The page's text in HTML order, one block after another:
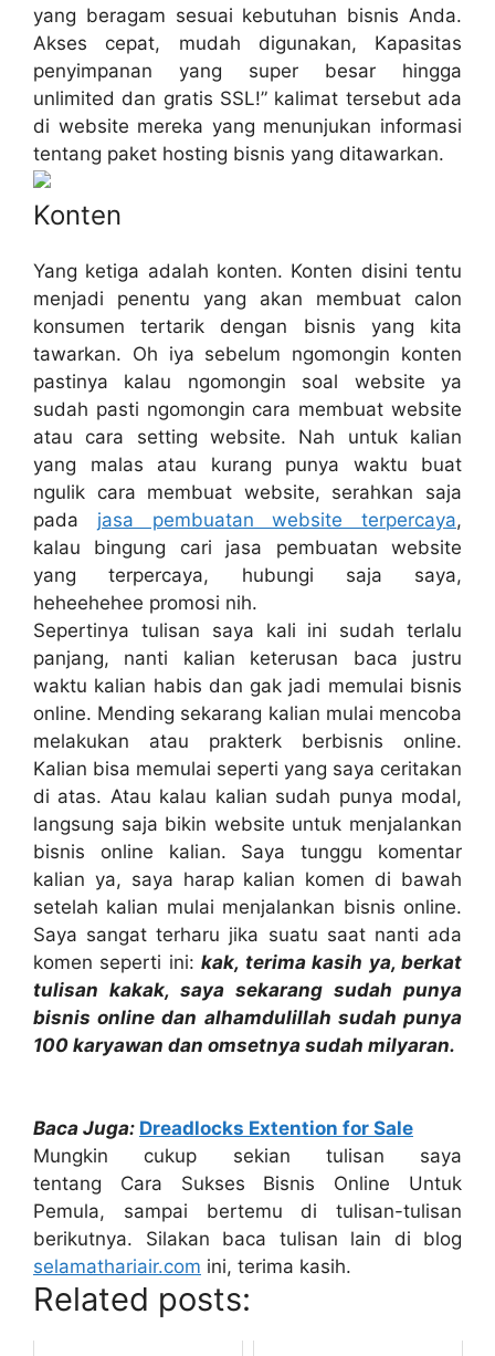
yang beragam sesuai kebutuhan bisnis Anda.
Akses cepat, mudah digunakan, Kapasitas
penyimpanan yang super besar hingga
unlimited dan gratis SSL!” kalimat tersebut ada
di website mereka yang menunjukan informasi
tentang paket hosting bisnis yang ditawarkan.
Konten
Yang ketiga adalah konten. Konten disini tentu
menjadi penentu yang akan membuat calon
konsumen tertarik dengan bisnis yang kita
tawarkan. Oh iya sebelum ngomongin konten
pastinya kalau ngomongin soal website ya
sudah pasti ngomongin cara membuat website
atau cara setting website. Nah untuk kalian
yang malas atau kurang punya waktu buat
ngulik cara membuat website, serahkan saja
pada jasa pembuatan website terpercaya,
kalau bingung cari jasa pembuatan website
yang terpercaya, hubungi saja saya,
heheehehee promosi nih.
Sepertinya tulisan saya kali ini sudah terlalu
panjang, nanti kalian keterusan baca justru
waktu kalian habis dan gak jadi memulai bisnis
online. Mending sekarang kalian mulai mencoba
melakukan atau prakterk berbisnis online.
Kalian bisa memulai seperti yang saya ceritakan
di atas. Atau kalau kalian sudah punya modal,
langsung saja bikin website untuk menjalankan
bisnis online kalian. Saya tunggu komentar
kalian ya, saya harap kalian komen di bawah
setelah kalian mulai menjalankan bisnis online.
Saya sangat terharu jika suatu saat nanti ada
komen seperti ini:kak, terima kasih ya, berkat
tulisan kakak, saya sekarang sudah punya
bisnis online dan alhamdulillah sudah punya
100 karyawan dan omsetnya sudah milyaran.
Baca Juga: Dreadlocks Extention for Sale
Mungkin cukup sekian tulisan saya
tentang Cara Sukses Bisnis Online Untuk
Pemula, sampai bertemu di tulisan-tulisan
berikutnya. Silakan baca tulisan lain di blog
selamathariair.com ini, terima kasih.
Related posts: